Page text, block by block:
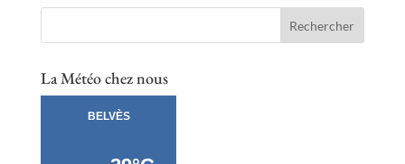
La Météo chez nous